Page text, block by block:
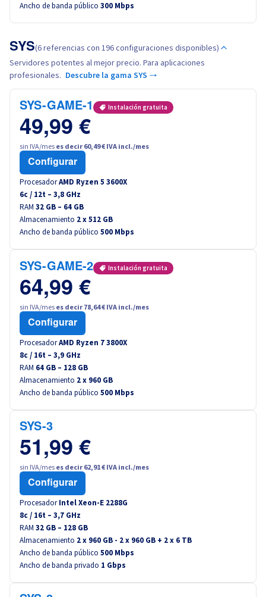
Ancho de banda público 300 Mbps
SYS(6 referencias con 196 configuraciones disponibles)
Servidores potentes al mejor precio. Para aplicaciones
profesionales. Descubre la gama SYS →
SYS-GAME-1 Instalación gratuita
49,99 €
sin IVA/mes es decir 60,49 € IVA incl./mes
Configurar
ProcesadorAMD Ryzen 5 3600X
6c / 12t – 3,8 GHz
RAM 32 GB – 64 GB
Almacenamiento 2 x 512 GB
Ancho de banda público 500 Mbps
SYS-GAME-2 Instalación gratuita
64,99 €
sin IVA/mes es decir 78,64 € IVA incl./mes
Configurar
ProcesadorAMD Ryzen 7 3800X
8c / 16t – 3,9 GHz
RAM 64 GB – 128 GB
Almacenamiento 2 x 960 GB
Ancho de banda público 500 Mbps
SYS-3
51,99 €
sin IVA/mes es decir 62,91 € IVA incl./mes
Configurar
Procesador Intel Xeon-E 2288G
8c / 16t – 3,7 GHz
RAM 32 GB – 128 GB
Almacenamiento 2 x 960 GB - 2 x 960 GB + 2 x 6 TB
Ancho de banda público 500 Mbps
Ancho de banda privado 1 Gbps